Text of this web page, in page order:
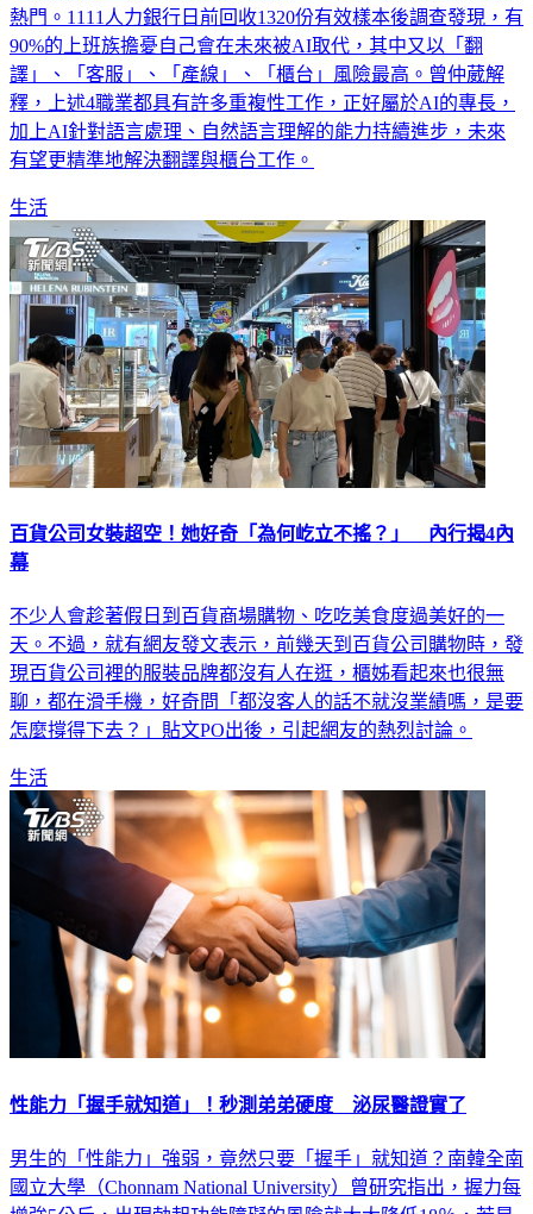
熱門。1111人力銀行日前回收1320份有效樣本後調查發現，有
90%的上班族擔憂自己會在未來被AI取代，其中又以「翻
譯」、「客服」、「產線」、「櫃台」風險最高。曾仲葳解
釋，上述4職業都具有許多重複性工作，正好屬於AI的專長，
加上AI針對語言處理、自然語言理解的能力持續進步，未來
有望更精準地解決翻譯與櫃台工作。
生活
百貨公司女裝超空！她好奇「為何屹立不搖？」 內行揭4內
幕
不少人會趁著假日到百貨商場購物、吃吃美食度過美好的一
天。不過，就有網友發文表示，前幾天到百貨公司購物時，發
現百貨公司裡的服裝品牌都沒有人在逛，櫃姊看起來也很無
聊，都在滑手機，好奇問「都沒客人的話不就沒業績嗎，是要
怎麼撐得下去？」貼文PO出後，引起網友的熱烈討論。
生活
性能力「握手就知道」！秒測弟弟硬度 泌尿醫證實了
男生的「性能力」強弱，竟然只要「握手」就知道？南韓全南
國立大學（Chonnam National University）曾研究指出，握力每